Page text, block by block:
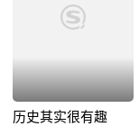
历史其实很有趣